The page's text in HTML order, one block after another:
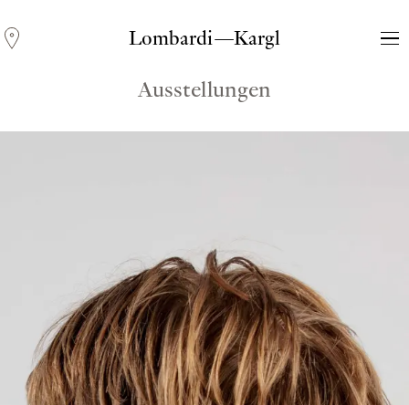
Lombardi—Kargl
Andreas Fogarasi
Three Light Sources
Ausstellungen